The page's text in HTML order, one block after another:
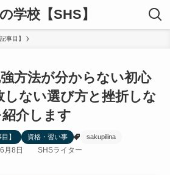
学校【SHS】
事目】
方法が分からない初心
しない選び方と挫折しな
介します
】 資格・習い事 sakupilina
月8日 SHSライター